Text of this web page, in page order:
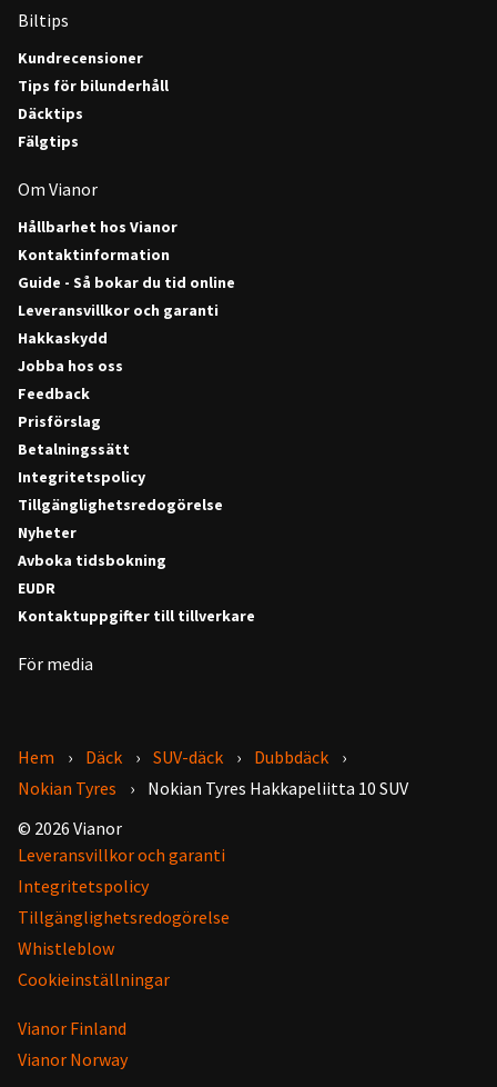
Biltips
Kundrecensioner
Tips för bilunderhåll
Däcktips
Fälgtips
Om Vianor
Hållbarhet hos Vianor
Kontaktinformation
Guide - Så bokar du tid online
Leveransvillkor och garanti
Hakkaskydd
Jobba hos oss
Feedback
Prisförslag
Betalningssätt
Integritetspolicy
Tillgänglighetsredogörelse
Nyheter
Avboka tidsbokning
EUDR
Kontaktuppgifter till tillverkare
För media
Hem Däck SUV-däck
Dubbdäck
Nokian Tyres
Nokian Tyres Hakkapeliitta 10 SUV
© 2026 Vianor
Leveransvillkor och garanti
Integritetspolicy
Tillgänglighetsredogörelse
Whistleblow
Cookieinställningar
Vianor Finland
Vianor Norway